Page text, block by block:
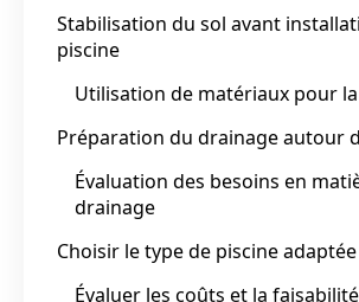
Stabilisation du sol avant
piscine
Utilisation de matériaux pour
Préparation du drainage autour
Évaluation des besoins en
drainage
Choisir le type de piscine
Évaluer les coûts et la